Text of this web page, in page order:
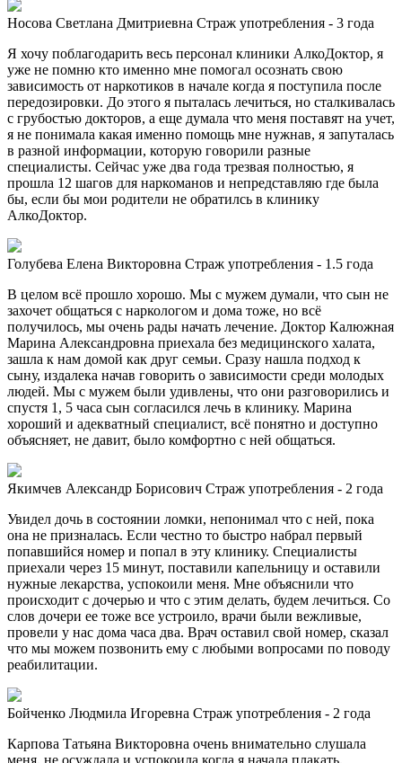
Носова Светлана Дмитриевна Страж употребления - 3 года
Я хочу поблагодарить весь персонал клиники АлкоДоктор, я
уже не помню кто именно мне помогал осознать свою
зависимость от наркотиков в начале когда я поступила после
передозировки. До этого я пыталась лечиться, но сталкивалась
с грубостью докторов, а еще думала что меня поставят на учет,
я не понимала какая именно помощь мне нужнав, я запуталась
в разной информации, которую говорили разные
специалисты. Сейчас уже два года трезвая полностью, я
прошла 12 шагов для наркоманов и непредставляю где была
бы, если бы мои родители не обратилсь в клинику
АлкоДоктор.
Голубева Елена Викторовна Страж употребления - 1.5 года
В целом всё прошло хорошо. Мы с мужем думали, что сын не
захочет общаться с наркологом и дома тоже, но всё
получилось, мы очень рады начать лечение. Доктор Калюжная
Марина Александровна приехала без медицинского халата,
зашла к нам домой как друг семьи. Сразу нашла подход к
сыну, издалека начав говорить о зависимости среди молодых
людей. Мы с мужем были удивлены, что они разговорились и
спустя 1, 5 часа сын согласился лечь в клинику. Марина
хороший и адекватный специалист, всё понятно и доступно
объясняет, не давит, было комфортно с ней общаться.
Якимчев Александр Борисович Страж употребления - 2 года
Увидел дочь в состоянии ломки, непонимал что с ней, пока
она не призналась. Если честно то быстро набрал первый
попавшийся номер и попал в эту клинику. Специалисты
приехали через 15 минут, поставили капельницу и оставили
нужные лекарства, успокоили меня. Мне объяснили что
происходит с дочерью и что с этим делать, будем лечиться. Со
слов дочери ее тоже все устроило, врачи были вежливые,
провели у нас дома часа два. Врач оставил свой номер, сказал
что мы можем позвонить ему с любыми вопросами по поводу
реабилитации.
Бойченко Людмила Игоревна Страж употребления - 2 года
Карпова Татьяна Викторовна очень внимательно слушала
меня, не осуждала и успокоила когда я начала плакать.